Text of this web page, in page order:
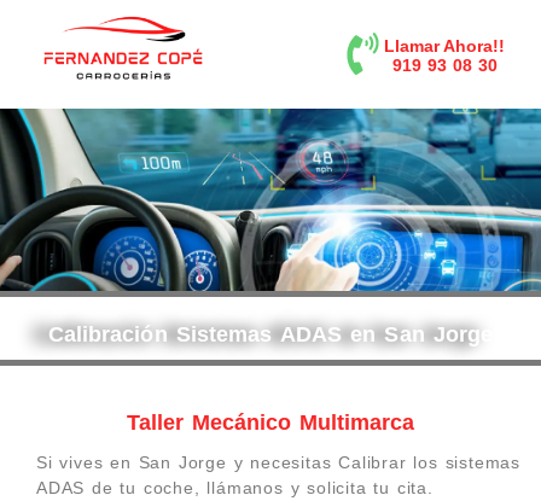
Llamar Ahora!!
919 93 08 30
Calibración Sistemas ADAS en San Jorge
Taller Mecánico Multimarca
Si vives en San Jorge y necesitas Calibrar los sistemas
ADAS de tu coche, llámanos y solicita tu cita.